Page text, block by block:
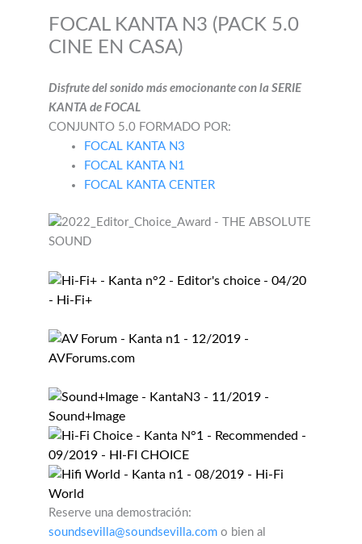
FOCAL KANTA N3 (PACK 5.0
CINE EN CASA)
Disfrute del sonido más emocionante con la SERIE
KANTA de FOCAL
CONJUNTO 5.0 FORMADO POR:
FOCAL KANTA N3
FOCAL KANTA N1
FOCAL KANTA CENTER
Reserve una demostración:
soundsevilla@soundsevilla.com o bien al